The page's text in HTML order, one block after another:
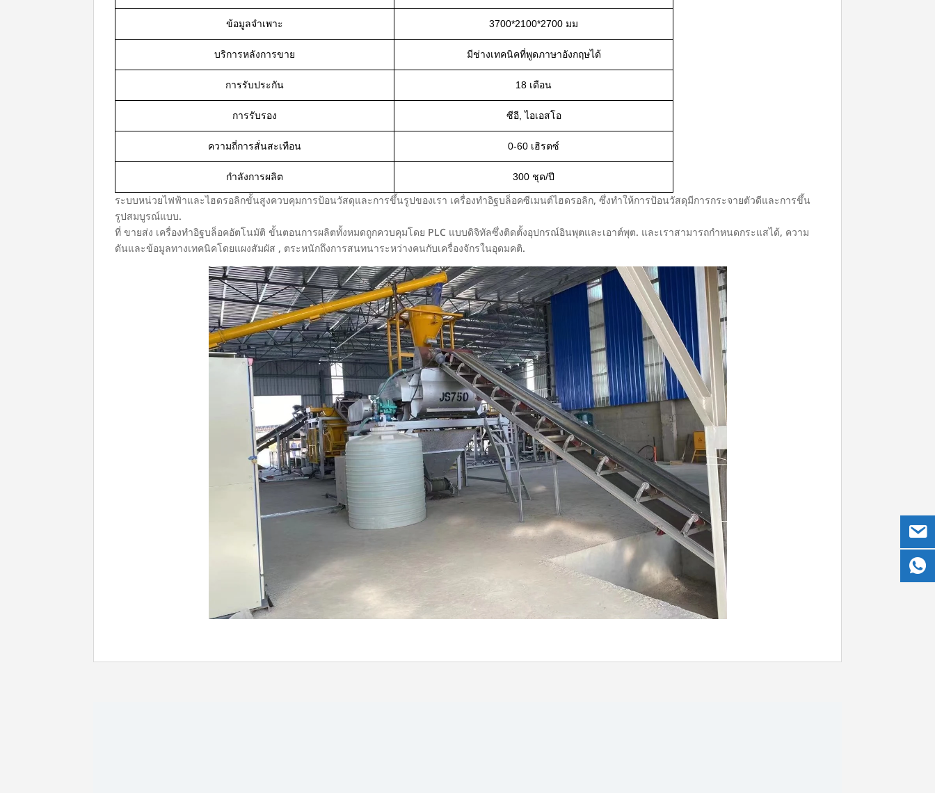
ข้อมูลจำเพาะ 3700*2100*2700 มม
บริการหลังการขาย มีช่างเทคนิคที่พูดภาษาอังกฤษได้
การรับประกัน 18 เดือน
การรับรอง ซีอี, ไอเอสโอ
ความถี่การสั่นสะเทือน 0-60 เฮิรตซ์
กำลังการผลิต 300 ชุด/ปี
ระบบหน่วยไฟฟ้าและไฮดรอลิกขั้นสูงควบคุมการป้อนวัสดุและการขึ้นรูปของเรา เครื่องทำอิฐบล็อคซีเมนต์ไฮดรอลิก, ซึ่งทำให้การป้อนวัสดุมีการกระจายตัวดีและการขึ้น
รูปสมบูรณ์แบบ.
ที่ขายส่ง เครื่องทำอิฐบล็อคอัตโนมัติ ขั้นตอนการผลิตทั้งหมดถูกควบคุมโดย PLC แบบดิจิทัลซึ่งติดตั้งอุปกรณ์อินพุตและเอาต์พุต. และเราสามารถกำหนดกระแสได้, ความ
ดันและข้อมูลทางเทคนิคโดยแผงสัมผัส , ตระหนักถึงการสนทนาระหว่างคนกับเครื่องจักรในอุดมคติ.